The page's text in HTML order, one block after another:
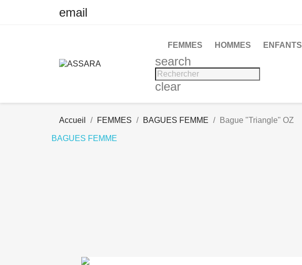
email
FEMMES HOMMES ENFANTS
search
clear
Accueil FEMMES BAGUES FEMME Bague "Triangle" OZ
BAGUES FEMME